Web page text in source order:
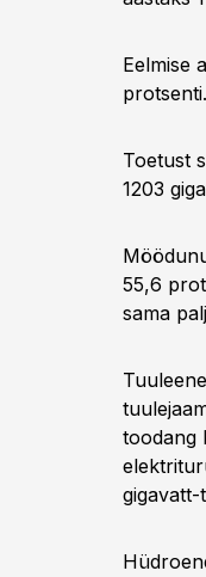
Eelmise
Toetust
1203
55,6
sama
toodang
gigavatt-